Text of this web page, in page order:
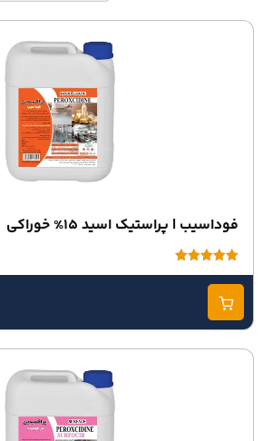
فوداسیب | پراستیک اسید 15% خوراکی
امتیاز5.00
از 5